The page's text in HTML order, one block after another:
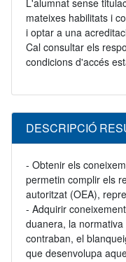
L'alumnat sense
mateixes habilitats i
i optar a una
Cal consultar els
condicions d'accés
DESCRIPCIÓ
- Obtenir els
permetin complir els
autoritzat (OEA),
- Adquirir
duanera, la
contraban, el
que desenvolupa